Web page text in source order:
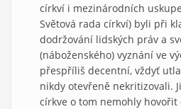
církví i mezinárodních
Světová rada církví) byli při
dodržování lidských práv a
(náboženského) vyznání ve
přespříliš decentní, vždyť
nikdy otevřeně nekritizovali.
církve o tom nemohly hovořit